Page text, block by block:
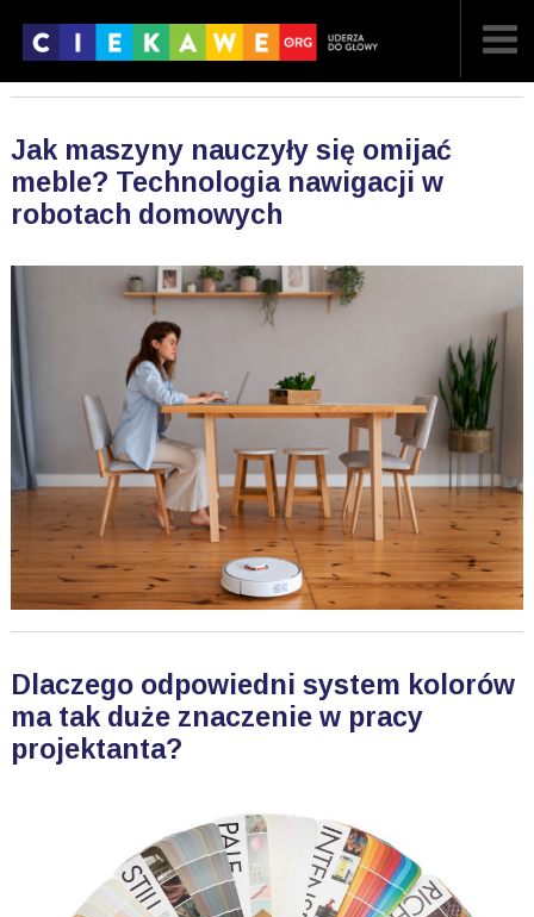
Jak maszyny nauczyły się omijać
meble? Technologia nawigacji w
robotach domowych
Dlaczego odpowiedni system kolorów
ma tak duże znaczenie w pracy
projektanta?
POPULARNE
LOSOWE
A ARTYKUŁY
FILMY
G GALERIA
KONTAKT